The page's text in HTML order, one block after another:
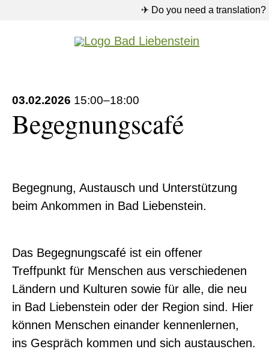
✈ Do you need a translation?
03.02.2026 15:00–18:00
Begegnungscafé
Begegnung, Austausch und Unterstützung
beim Ankommen in Bad Liebenstein.
Das Begegnungscafé ist ein offener
Treffpunkt für Menschen aus verschiedenen
Ländern und Kulturen sowie für alle, die neu
in Bad Liebenstein oder der Region sind. Hier
können Menschen einander kennenlernen,
ins Gespräch kommen und sich austauschen.